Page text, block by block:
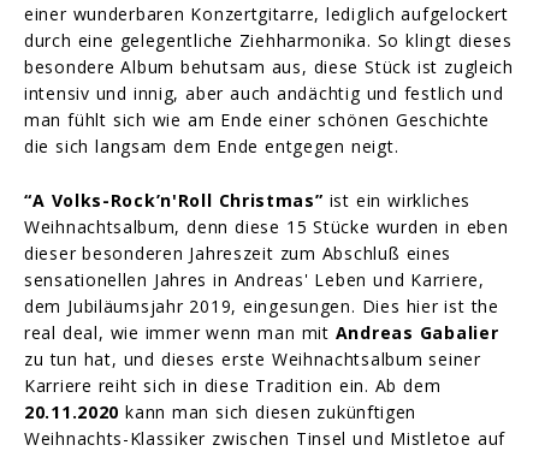
einer wunderbaren Konzertgitarre, lediglich aufgelockert
durch eine gelegentliche Ziehharmonika. So klingt dieses
besondere Album behutsam aus, diese Stück ist zugleich
intensiv und innig, aber auch andächtig und festlich und
man fühlt sich wie am Ende einer schönen Geschichte
die sich langsam dem Ende entgegen neigt.
“A Volks-Rock’n'Roll Christmas” ist ein wirkliches
Weihnachtsalbum, denn diese 15 Stücke wurden in eben
dieser besonderen Jahreszeit zum Abschluß eines
sensationellen Jahres in Andreas' Leben und Karriere,
dem Jubiläumsjahr 2019, eingesungen. Dies hier ist the
real deal, wie immer wenn man mit Andreas Gabalier
zu tun hat, und dieses erste Weihnachtsalbum seiner
Karriere reiht sich in diese Tradition ein. Ab dem
20.11.2020 kann man sich diesen zukünftigen
Weihnachts-Klassiker zwischen Tinsel und Mistletoe auf